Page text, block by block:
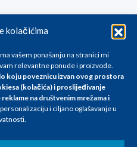
kolačićima
vašem ponašanju na stranici mi
relevantne ponude i proizvode.
koju poveznicu izvan ovog prostora
(kolačića) i proslijeđivanje
na društvenim mrežama i
i ciljano oglašavanje u
obratite nam se na
karaktera i podložne su
u Eurima i uključuju PDV. Sve
Trudimo se dati što bolji